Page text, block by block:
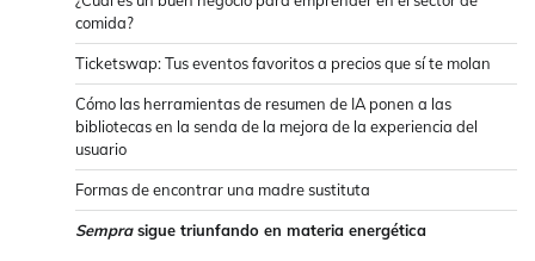
comida?
Ticketswap: Tus eventos favoritos a precios que sí te molan
Cómo las herramientas de resumen de IA ponen a las
bibliotecas en la senda de la mejora de la experiencia del
usuario
Formas de encontrar una madre sustituta
Semprasigue triunfando en materia energética